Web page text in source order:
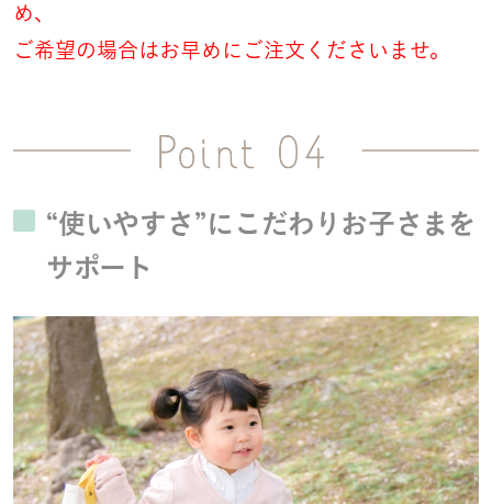
め、
ご希望の場合はお早めにご注文くださいませ。
“使いやすさ”にこだわりお子さまを
サポート